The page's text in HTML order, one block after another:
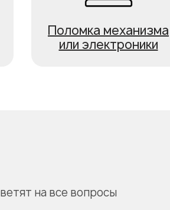
Поломка механизма
или электроники
на все вопросы